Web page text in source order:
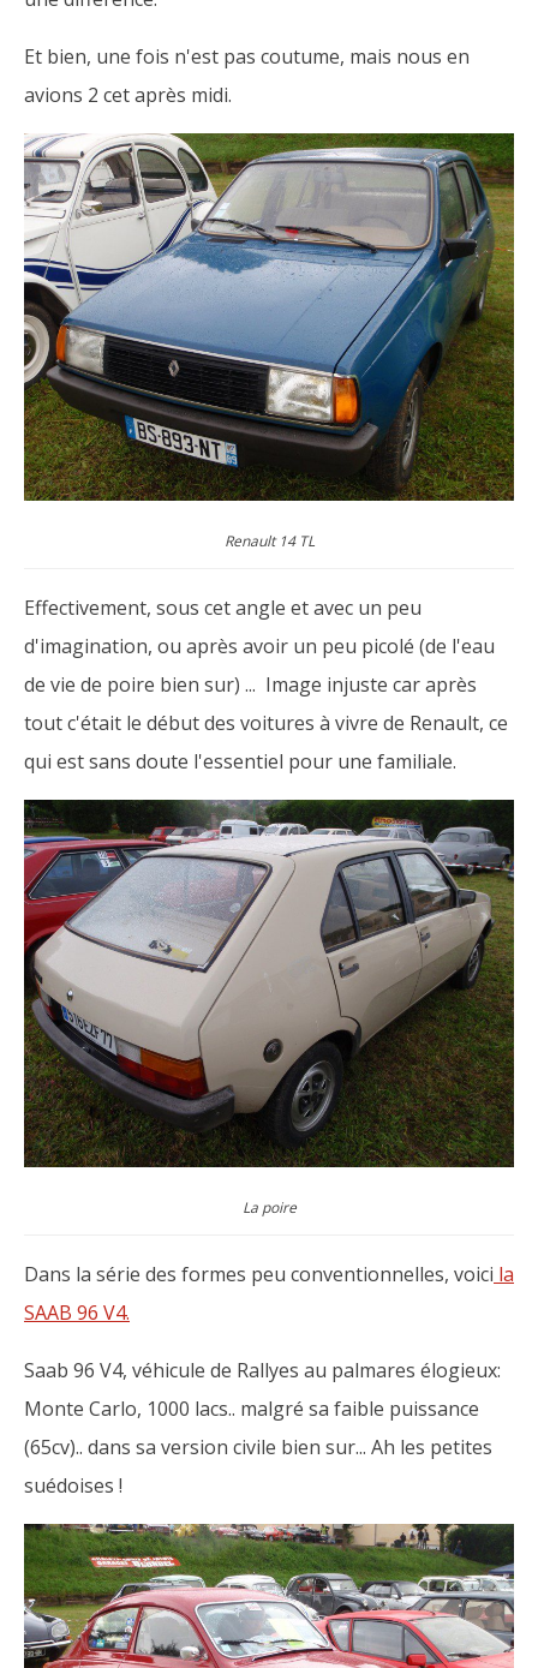
Et bien, une fois n'est pas coutume, mais nous en
avions 2 cet après midi.
Renault 14 TL
Effectivement, sous cet angle et avec un peu
d'imagination, ou après avoir un peu picolé (de l'eau
de vie de poire bien sur) ... Image injuste car après
tout c'était le début des voitures à vivre de Renault, ce
qui est sans doute l'essentiel pour une familiale.
La poire
Dans la série des formes peu conventionnelles, voici la
SAAB 96 V4.
Saab 96 V4, véhicule de Rallyes au palmares élogieux:
Monte Carlo, 1000 lacs.. malgré sa faible puissance
(65cv).. dans sa version civile bien sur... Ah les petites
suédoises !